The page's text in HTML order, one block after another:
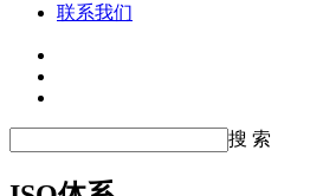
联系我们
搜 索